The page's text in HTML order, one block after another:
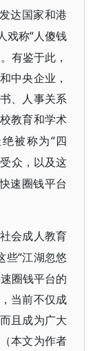
达国家和港
戏称“人傻钱
有鉴于此，
中央企业，
、人事关系
教育和学术
被称为“四
众，以及这
快速 圈钱平台
会成人教育
些“江湖忽悠
圈钱平台的
当前不仅成
且成为广大
本文为作者